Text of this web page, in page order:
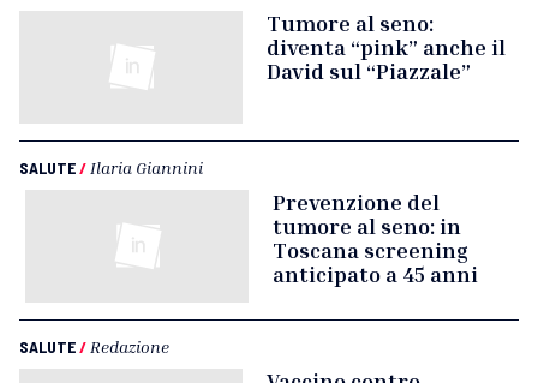
Tumore al seno:
diventa “pink” anche il
David sul “Piazzale”
SALUTE/ Ilaria Giannini
Prevenzione del
tumore al seno: in
Toscana screening
anticipato a 45 anni
SALUTE/ Redazione